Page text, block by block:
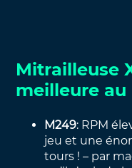
Mitrailleuse
meilleure au
M249: RPM
jeu et une
tours ! – par